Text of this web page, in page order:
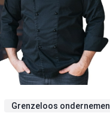
Grenzeloos ondernemen